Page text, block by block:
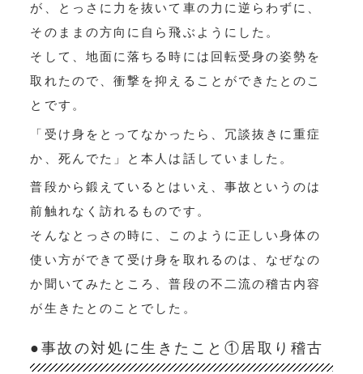
が、とっさに力を抜いて車の力に逆らわずに、
そのままの方向に自ら飛ぶようにした。
そして、地面に落ちる時には回転受身の姿勢を
取れたので、衝撃を抑えることができたとのこ
とです。
「受け身をとってなかったら、冗談抜きに重症
か、死んでた」と本人は話していました。
普段から鍛えているとはいえ、事故というのは
前触れなく訪れるものです。
そんなとっさの時に、このように正しい身体の
使い方ができて受け身を取れるのは、なぜなの
か聞いてみたところ、普段の不二流の稽古内容
が生きたとのことでした。
●事故の対処に生きたこと①居取り稽古